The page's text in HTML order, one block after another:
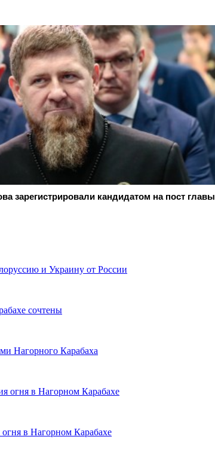
зарегистрировали кандидатом на пост главы
и Украину от России
сочтены
Нагорного Карабаха
огня в Нагорном Карабахе
в Нагорном Карабахе